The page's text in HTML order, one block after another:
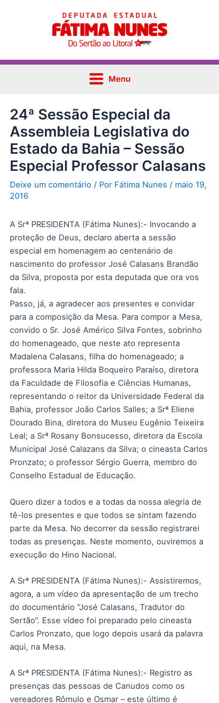
Main
Menu
Menu
24ª Sessão Especial da
Assembleia Legislativa do
Estado da Bahia – Sessão
Especial Professor Calasans
Deixe um comentário / Por Fátima Nunes / maio 19,
2016
A Srª PRESIDENTA (Fátima Nunes):- Invocando a
proteção de Deus, declaro aberta a sessão
especial em homenagem ao centenário de
nascimento do professor José Calasans Brandão
da Silva, proposta por esta deputada que ora vos
fala.
Passo, já, a agradecer aos presentes e convidar
para a composição da Mesa. Para compor a Mesa,
convido o Sr. José Américo Silva Fontes, sobrinho
do homenageado, que neste ato representa
Madalena Calasans, filha do homenageado; a
professora Maria Hilda Boqueiro Paraíso, diretora
da Faculdade de Filosofia e Ciências Humanas,
representando o reitor da Universidade Federal da
Bahia, professor João Carlos Salles; a Srª Eliene
Dourado Bina, diretora do Museu Eugênio Teixeira
Leal; a Srª Rosany Bonsucesso, diretora da Escola
Municipal José Calazans da Silva; o cineasta Carlos
Pronzato; o professor Sérgio Guerra, membro do
Conselho Estadual de Educação.
Quero dizer a todos e a todas da nossa alegria de
tê-los presentes e que todos se sintam fazendo
parte da Mesa. No decorrer da sessão registrarei
todas as presenças. Neste momento, ouviremos a
execução do Hino Nacional.
A Srª PRESIDENTA (Fátima Nunes):- Assistiremos,
agora, a um vídeo da apresentação de um trecho
do documentário “José Calasans, Tradutor do
Sertão”. Esse vídeo foi preparado pelo cineasta
Carlos Pronzato, que logo depois usará da palavra
aqui, na Mesa.
A Srª PRESIDENTA (Fátima Nunes):- Registro as
presenças das pessoas de Canudos como os
vereadores Rômulo e Osmar – este último é